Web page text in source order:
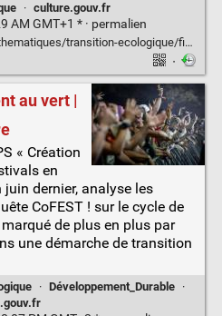
· culture.gouv.fr
AM GMT+1 * · permalien
facilitant-l-inscription-des-activites-culturelles-dans-l-economie-circulaire
·
au vert |
« Création
en
juin dernier, analyse les
CoFEST ! sur le cycle de
de plus en plus par
une démarche de transition
· Développement_Durable ·